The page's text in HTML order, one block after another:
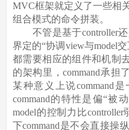
MVC框架就定义了一些相
组合模式的命令拼装。
不管是基于controller还
界定的“协调view与model
都需要相应的组件和机制
的架构里，command承担
某种意义上说command
command的特性是偏“被
model的控制力比
下command是不会直接操